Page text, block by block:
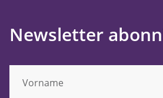
Newsletter